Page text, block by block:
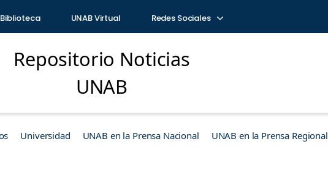
Biblioteca UNAB Virtual Redes Sociales
Repositorio Noticias
UNAB
Universidad UNAB en la Prensa Nacional UNAB en la Prensa Regional